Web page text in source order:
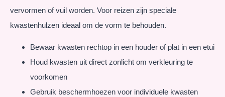
vervormen of vuil worden. Voor reizen zijn speciale
kwastenhulzen ideaal om de vorm te behouden.
Bewaar kwasten rechtop in een houder of plat in een etui
Houd kwasten uit direct zonlicht om verkleuring te
voorkomen
Gebruik beschermhoezen voor individuele kwasten